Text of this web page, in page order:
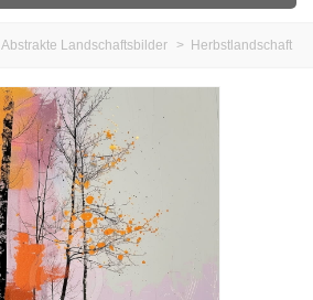
Abstrakte Landschaftsbilder > Herbstlandschaft